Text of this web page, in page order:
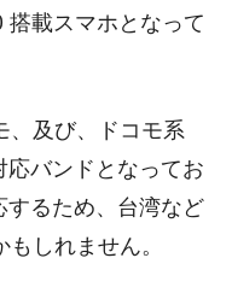
載スマホとなって
、及び、ドコモ系
バンドとなってお
するため、台湾など
しれません。